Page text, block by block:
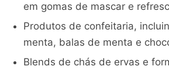
em gomas de mascar e
Produtos de confeitaria,
menta, balas de menta e
Blends de chás de ervas e